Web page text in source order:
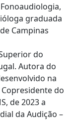
graduada
Campinas
do
Autora do
na
do
de 2023 a
da Audição –